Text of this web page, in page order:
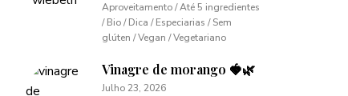
Aproveitamento / Até 5 ingredientes
/ Bio / Dica / Especiarias / Sem
glúten / Vegan / Vegetariano
Vinagre de morango 🍓🌿
Julho 23, 2026